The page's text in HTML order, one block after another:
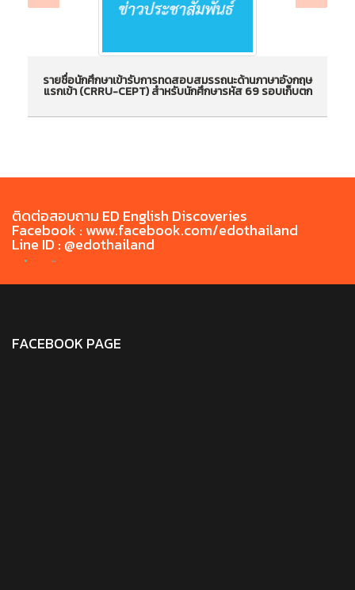
รายชื่อนักศึกษาเข้ารับการทดสอบสมรรถนะด้านภาษา
รายชื่อนักศึกษาเข้ารับการทดสอบสมรรถนะด้านภาษาอังกฤษ
แรกเข้า (CRRU-CEPT) สำหรับนักศึกษารหัส 69 รอบเก็บตก
ติดต่อสอบถาม ED English Discoveries
Facebook : www.facebook.com/edothailand
Line ID : @edothailand
FACEBOOK PAGE